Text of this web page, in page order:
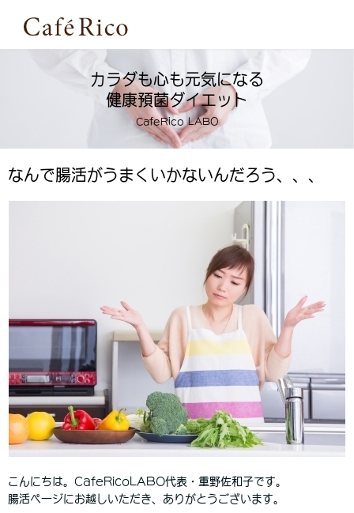
カラダも心も元気になる
健康預菌ダイエット
CafeRico LABO
なんで腸活がうまくいかないんだろう、、、
こんにちは。CafeRicoLABO代表・重野佐和子です。
腸活ページにお越しいただき、ありがとうございます。